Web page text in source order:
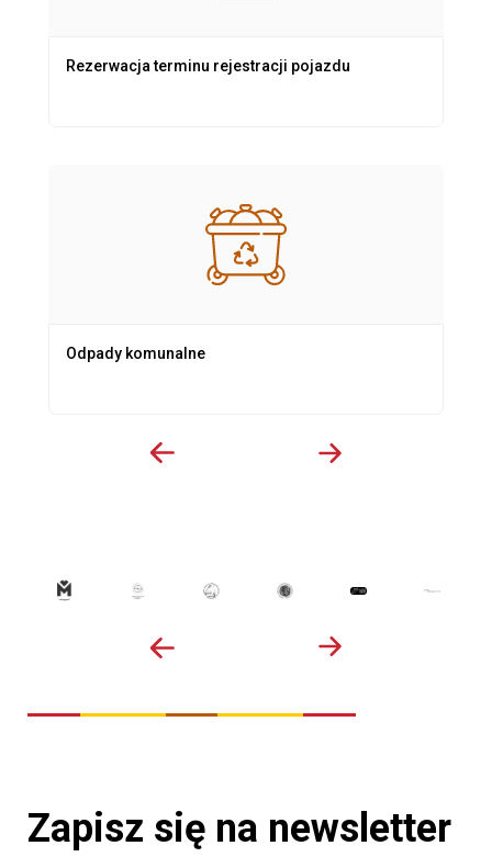
Rezerwacja terminu rejestracji pojazdu
Odpady komunalne
Zapisz się na newsletter